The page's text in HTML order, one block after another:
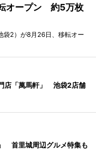
オープン 約5万枚
袋2）が8月26日、移転オー
店「萬馬軒」 池袋2店舗
首里城周辺グルメ特集も